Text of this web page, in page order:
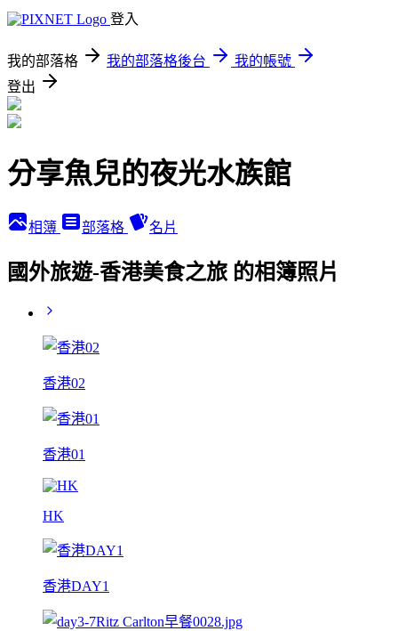
登入
我的部落格 我的部落格後台
我的帳號
登出
分享魚兒的夜光水族館
相簿 部落格 名片
國外旅遊-香港美食之旅 的相簿照片
香港02
香港01
HK
香港DAY1